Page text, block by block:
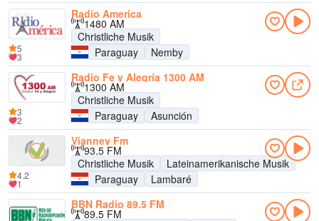
Radio America
1480 AM
Christliche Musik
Paraguay
Nemby
5
3
Radio Fe y Alegría 1300 AM
1300 AM
Christliche Musik
Paraguay
Asunción
3
2
Vianney Fm
93.5 FM
Christliche Musik
Lateinamerikanische Musik
Paraguay
Lambaré
4.2
1
BBN Radio 89.5 FM
89.5 FM